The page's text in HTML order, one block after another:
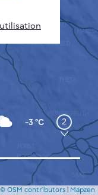
-3 °C 2
D'UTILISATION
© OSM contributors | Mapzen